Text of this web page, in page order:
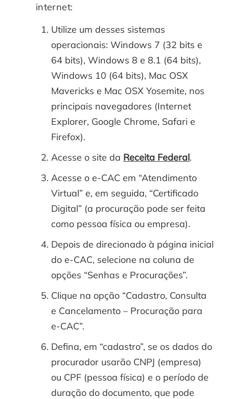
internet:
Utilize um desses sistemas
operacionais: Windows 7 (32 bits e
64 bits), Windows 8 e 8.1 (64 bits),
Windows 10 (64 bits), Mac OSX
Mavericks e Mac OSX Yosemite, nos
principais navegadores (Internet
Explorer, Google Chrome, Safari e
Firefox).
Acesse o site da Receita Federal.
Acesse o e-CAC em “Atendimento
Virtual” e, em seguida, “Certificado
Digital” (a procuração pode ser feita
como pessoa física ou empresa).
Depois de direcionado à página inicial
do e-CAC, selecione na coluna de
opções “Senhas e Procurações”.
Clique na opção “Cadastro, Consulta
e Cancelamento – Procuração para
e-CAC”.
Defina, em “cadastro”, se os dados do
procurador usarão CNPJ (empresa)
ou CPF (pessoa física) e o período de
duração do documento, que pode